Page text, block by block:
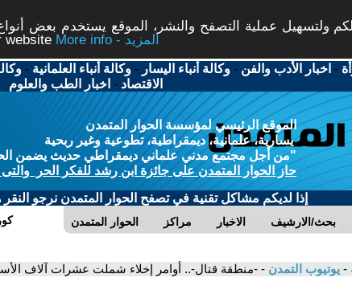
ولتسهيل عملية التصفح والنشر، الموقع يستخدم بعض
website
More info - المزيد
- اخبار الأدب والفن -وكالة أنباء اليسار -وكالة أنباء العلمانية -
الاقتصاد - اخبار الطب والعلوم
الموقع الرئيسي لمؤسسة الحوار المتمدن
يسارية، علمانية، ديمقراطية، تطوعية وغير ربحية
"من أجل مجتمع مدني علماني ديمقراطي حديث يضمن
حاز الحوار المتمدن على جائزة ابن رشد للفكر الحر والتى
إذا لديكم مشاكل تقنية في تصفح الحوار المتمدن نرجو النقر
الحوار المتمدن مراكز الاخبار بحث/الارشيف
- يوتيوب التمدن - -منطقة قتال-.. أوامر إخلاء شملت عشرات آلاف الأسر، وإعلان 14% من